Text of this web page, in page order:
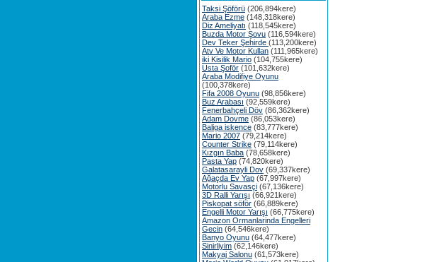
Taksi Şöförü (206,894kere)
Araba Ezme (148,318kere)
Diz Ameliyatı (118,545kere)
Buzda Motor Şovu (116,594kere)
Dev Teker Şehirde (113,200kere)
Atv Ve Motor Kullan (111,965kere)
iki Kisilik Mario (104,755kere)
Usta Şoför (101,632kere)
Araba Modifiye Oyunu
(100,378kere)
Fifa 2008 Oyunu (98,856kere)
Buz Arabası (92,559kere)
Fenerbahçeli Döv (86,362kere)
Adam Dovme (86,053kere)
Baliga iskence (83,777kere)
Mario 2007 (79,214kere)
Counter Strike (79,114kere)
Kızgın Baba (78,658kere)
Pasta Yap (74,820kere)
Galatasarayli Dov (69,337kere)
Ağaçda Ev Yap (67,997kere)
Motorlu Savasçi (67,136kere)
3D Ralli Yarışı (66,921kere)
Piskopat söför (66,889kere)
Engelli Motor Yarışı (66,775kere)
Amazon Ormanlarinda Engelleri
Gecin (64,546kere)
Banyo Oyunu (64,477kere)
Sinirliyim (62,146kere)
Makyaj Salonu (61,573kere)